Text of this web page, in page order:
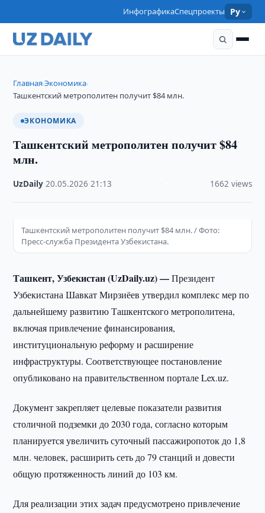
ИнфографикаСпецпроекты Ру
Главная›Экономика›
Ташкентский метрополитен получит $84 млн.
ЭКОНОМИКА
Ташкентский метрополитен получит $84
млн.
UzDaily ·20.05.2026 ·21:13 1662 views
Ташкентский метрополитен получит $84 млн. / Фото:
Пресс-служба Президента Узбекистана.
Ташкент, Узбекистан (UzDaily.uz) —Президент
Узбекистана Шавкат Мирзиёев утвердил комплекс мер по
дальнейшему развитию Ташкентского метрополитена,
включая привлечение финансирования,
институциональную реформу и расширение
инфраструктуры. Соответствующее постановление
опубликовано на правительственном портале Lex.uz.
Документ закрепляет целевые показатели развития
столичной подземки до 2030 года, согласно которым
планируется увеличить суточный пассажиропоток до 1,8
млн. человек, расширить сеть до 79 станций и довести
общую протяженность линий до 103 км.
Для реализации этих задач предусмотрено привлечение